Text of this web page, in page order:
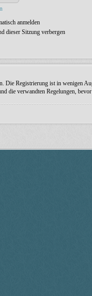
anmelden
dieser Sitzung verbergen
Die Registrierung ist in wenigen
die verwandten Regelungen,